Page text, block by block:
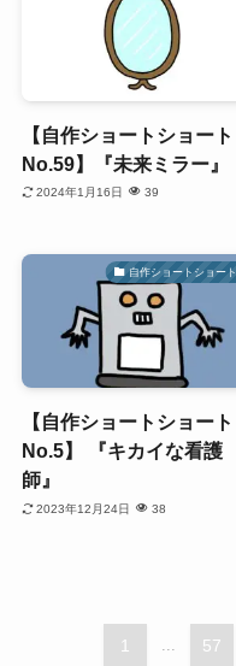
【自作ショートショート
No.59】『未来ミラー』
2024年1月16日 39
自作ショートショート
【自作ショートショート
No.5】 『キカイな看護
師』
2023年12月24日 38
1 ... 57